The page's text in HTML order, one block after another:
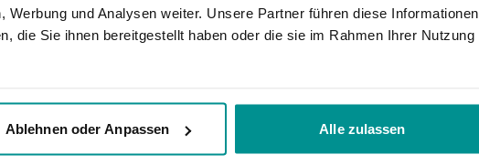
und Analysen weiter. Unsere Partner führen diese Informationen
die Sie ihnen bereitgestellt haben oder die sie im Rahmen Ihrer Nutzung
Ablehnen oder Anpassen Alle zulassen